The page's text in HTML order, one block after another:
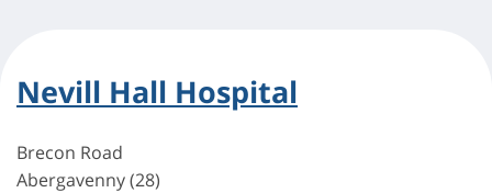
Nevill Hall Hospital
Brecon Road
Abergavenny (28)